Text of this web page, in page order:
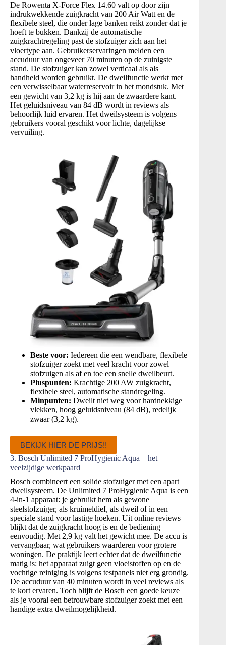
De Rowenta X-Force Flex 14.60 valt op door zijn
indrukwekkende zuigkracht van 200 Air Watt en de
flexibele steel, die onder lage banken reikt zonder dat je
hoeft te bukken. Dankzij de automatische
zuigkrachtregeling past de stofzuiger zich aan het
vloertype aan. Gebruikerservaringen melden een
accuduur van ongeveer 70 minuten op de zuinigste
stand. De stofzuiger kan zowel verticaal als als
handheld worden gebruikt. De dweilfunctie werkt met
een verwisselbaar waterreservoir in het mondstuk. Met
een gewicht van 3,2 kg is hij aan de zwaardere kant.
Het geluidsniveau van 84 dB wordt in reviews als
behoorlijk luid ervaren. Het dweilsysteem is volgens
gebruikers vooral geschikt voor lichte, dagelijkse
vervuiling.
Beste voor: Iedereen die een wendbare, flexibele
stofzuiger zoekt met veel kracht voor zowel
stofzuigen als af en toe een snelle dweilbeurt.
Pluspunten: Krachtige 200 AW zuigkracht,
flexibele steel, automatische standregeling.
Minpunten: Dweilt niet weg voor hardnekkige
vlekken, hoog geluidsniveau (84 dB), redelijk
zwaar (3,2 kg).
BEKIJK HIER DE PRIJS!!
3. Bosch Unlimited 7 ProHygienic Aqua – het
veelzijdige werkpaard
Bosch combineert een solide stofzuiger met een apart
dweilsysteem. De Unlimited 7 ProHygienic Aqua is een
4-in-1 apparaat: je gebruikt hem als gewone
steelstofzuiger, als kruimeldief, als dweil of in een
speciale stand voor lastige hoeken. Uit online reviews
blijkt dat de zuigkracht hoog is en de bediening
eenvoudig. Met 2,9 kg valt het gewicht mee. De accu is
vervangbaar, wat gebruikers waarderen voor grotere
woningen. De praktijk leert echter dat de dweilfunctie
matig is: het apparaat zuigt geen vloeistoffen op en de
vochtige reiniging is volgens testpanels niet erg grondig.
De accuduur van 40 minuten wordt in veel reviews als
te kort ervaren. Toch blijft de Bosch een goede keuze
als je vooral een betrouwbare stofzuiger zoekt met een
handige extra dweilmogelijkheid.